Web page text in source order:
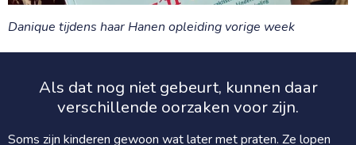
Danique tijdens haar Hanen opleiding vorige week
Als dat nog niet gebeurt, kunnen daar
verschillende oorzaken voor zijn.
Soms zijn kinderen gewoon wat later met praten. Ze lopen